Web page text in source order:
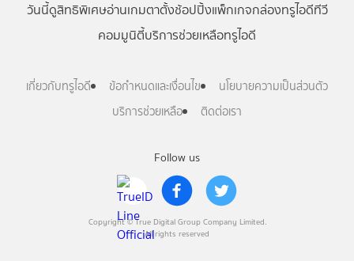
Follow us
Copyright © True Digital Group Company Limited.
All rights reserved
วันนี้ดูสิทธิพิเศษอ่านเกมตาตั้งช้อปปิ้งแพ็กเกจกล่องทรูไอดีทีวี
คอมมูนิตี้บริการช่วยเหลือทรูไอดี
เกี่ยวกับทรูไอดี ข้อกำหนดและเงื่อนไข
นโยบายความเป็นส่วนตัว
บริการช่วยเหลือ
ติดต่อเรา